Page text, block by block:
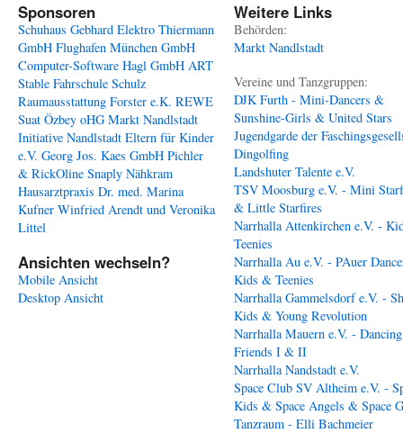
Sponsoren
Schuhaus Gebhard Elektro Thiermann
GmbH Flughafen München GmbH
Computer-Software Hagl GmbH ART
Stable Fahrschule Schulz
Raumausstattung Forster e.K. REWE
Suat Özbey oHG Markt Nandlstadt
Initiative Nandlstadt Eltern für Kinder
e.V. Georg Jos. Kaes GmbH Pichler
& RickOline Snaply Nähkram
Hausarztpraxis Dr. med. Marina
Kufner Winfried Arendt und Veronika
Littel
Ansichten wechseln?
Mobile Ansicht
Desktop Ansicht
Weitere Links
Behörden:
Markt Nandlstadt
Vereine und Tanzgruppen:
DJK Furth - Mini-Dancers &
Sunshine-Girls & United Stars
Jugendgarde der
Dingolfing
Landshuter Talente e.V.
TSV Moosburg e.V. - Mini
& Little Starfires
Narrhalla Attenkirchen e.V. -
Teenies
Narrhalla Au e.V. - PAuer
Kids & Teenies
Narrhalla Gammelsdorf e.V. -
Kids & Young Revolution
Narrhalla Mauern e.V. - Dancing
Friends I & II
Narrhalla Nandstadt e.V.
Space Club SV Altheim e.V. -
Kids & Space Angels & Space
Tanzraum - Elli Bachmeier